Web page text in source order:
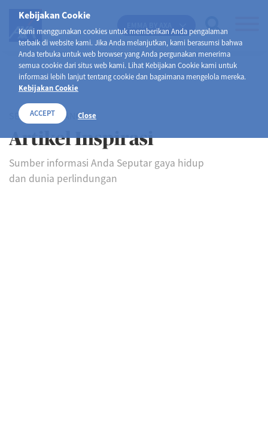
Kebijakan Cookie
Kami menggunakan cookies untuk memberikan Anda pengalaman
terbaik di website kami. Jika Anda melanjutkan, kami berasumsi bahwa
Anda terbuka untuk web browser yang Anda pergunakan menerima
semua cookie dari situs web kami. Lihat Kebijakan Cookie kami untuk
informasi lebih lanjut tentang cookie dan bagaimana mengelola mereka.
Kebijakan Cookie
ACCEPT Close
SELAMAT DATANG DI
Artikel Inspirasi
Sumber informasi Anda Seputar gaya hidup
dan dunia perlindungan